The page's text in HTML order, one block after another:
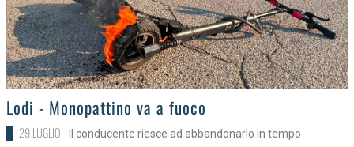
>Lodi - Monopattino va a fuoco
29 LUGLIO Il conducente riesce ad abbandonarlo in tempo